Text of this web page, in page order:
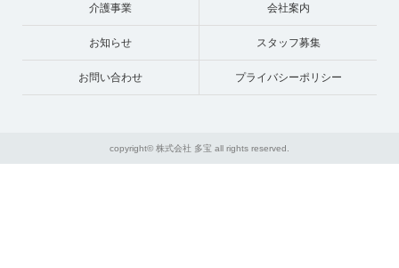
介護事業 会社案内
お知らせ スタッフ募集
お問い合わせ プライバシーポリシー
copyright© 株式会社 多宝 all rights reserved.